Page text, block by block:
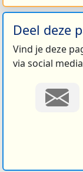
Deel deze
Vind je deze
via social